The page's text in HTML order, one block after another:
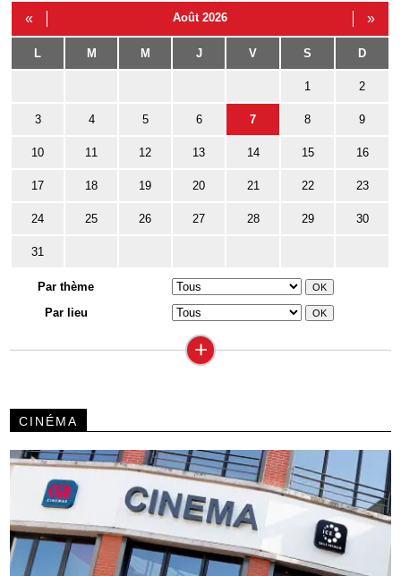
« Août 2026 »
L M M J V S D
1 2
3 4 5 6 7 8 9
10 11 12 13 14 15 16
17 18 19 20 21 22 23
24 25 26 27 28 29 30
31
Par thème
Par lieu
+
CINÉMA